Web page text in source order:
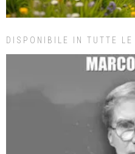
DISPONIBILE IN TUTTE LE